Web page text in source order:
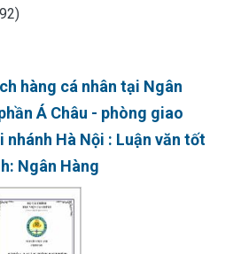
hàng cá nhân tại Ngân
Á Châu - phòng giao
Hà Nội : Luận văn tốt
Ngân Hàng